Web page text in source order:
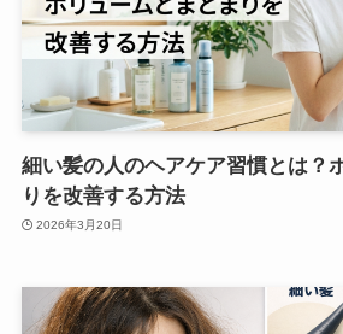
細い髪の人のヘアケア習慣とは？
りを改善する方法
2026年3月20日